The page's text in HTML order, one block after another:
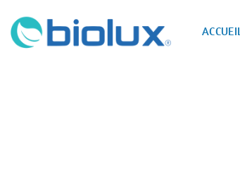
au
contenu
ACCUEIL